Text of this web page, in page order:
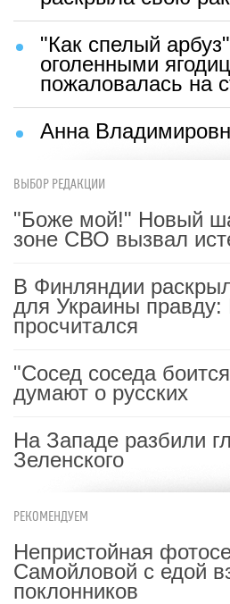
"Как спелый
оголенными
пожаловалась на
Анна
ВЫБОР РЕДАКЦИИ
"Боже мой!" Новый
зоне СВО вызвал
В Финляндии
для Украины правду:
просчитался
"Сосед соседа
думают о русских
На Западе разбили
Зеленского
РЕКОМЕНДУЕМ
Непристойная
Самойловой с едой
поклонников